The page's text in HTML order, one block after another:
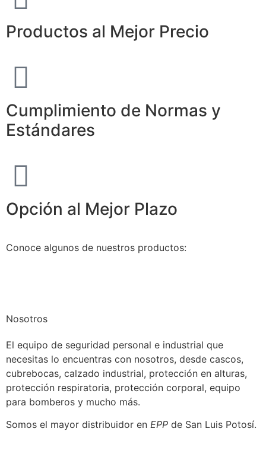
Productos al Mejor Precio
Cumplimiento de Normas y
Estándares
Opción al Mejor Plazo
Conoce algunos de nuestros productos:
Nosotros
El equipo de seguridad personal e industrial que
necesitas lo encuentras con nosotros, desde cascos,
cubrebocas, calzado industrial, protección en alturas,
protección respiratoria, protección corporal, equipo
para bomberos y mucho más.
Somos el mayor distribuidor en EPP de San Luis Potosí.